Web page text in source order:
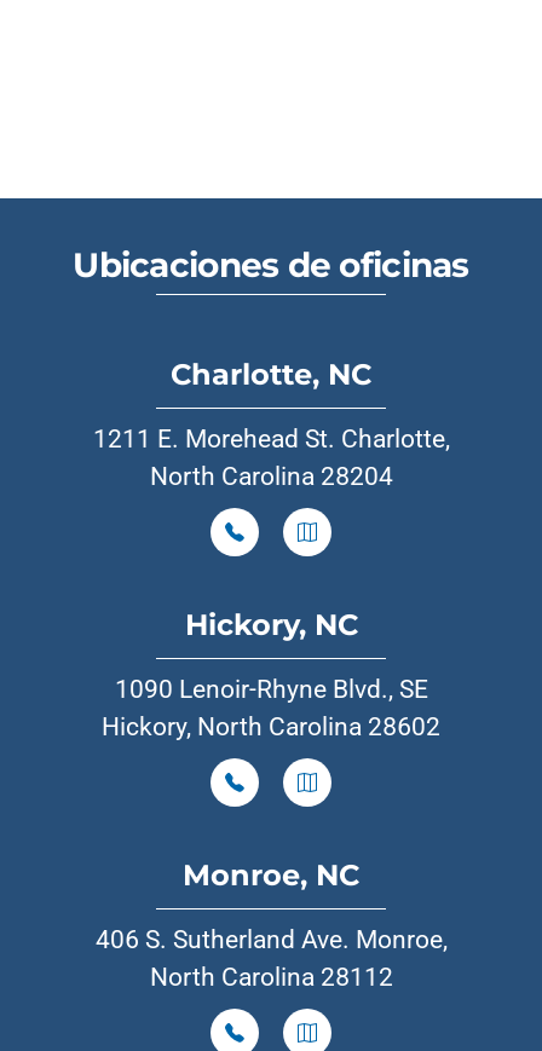
Ubicaciones de oficinas
Charlotte, NC
1211 E. Morehead St. Charlotte,
North Carolina 28204
Hickory, NC
1090 Lenoir-Rhyne Blvd., SE
Hickory, North Carolina 28602
Monroe, NC
406 S. Sutherland Ave. Monroe,
North Carolina 28112